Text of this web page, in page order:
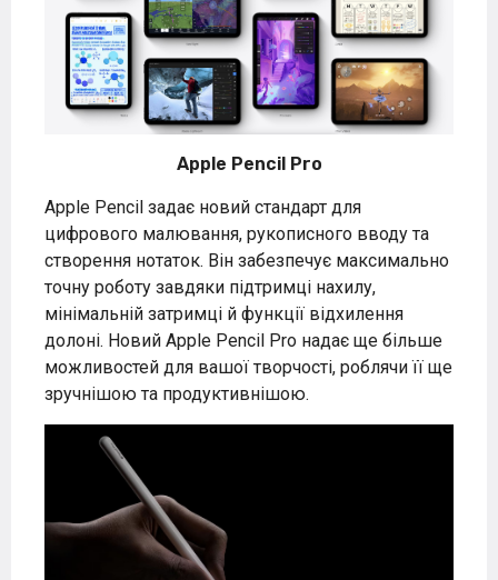
Apple Pencil Pro
Apple Pencil задає новий стандарт для
цифрового малювання, рукописного вводу та
створення нотаток. Він забезпечує максимально
точну роботу завдяки підтримці нахилу,
мінімальній затримці й функції відхилення
долоні. Новий Apple Pencil Pro надає ще більше
можливостей для вашої творчості, роблячи її ще
зручнішою та продуктивнішою.